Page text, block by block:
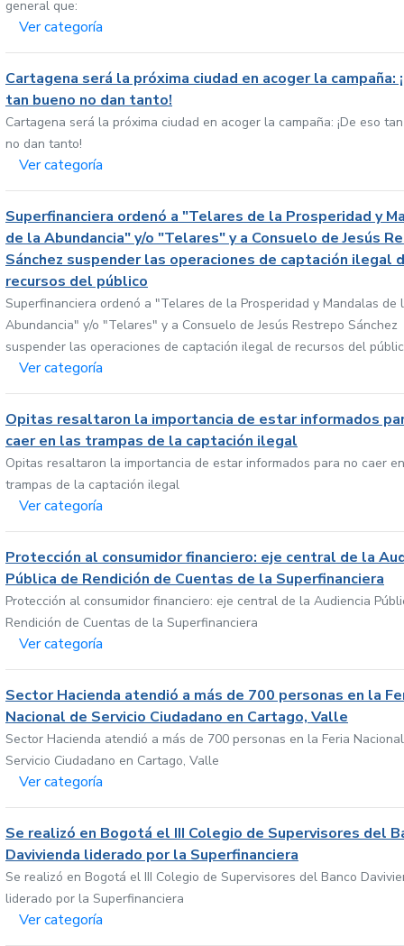
general que:
Ver categoría
Cartagena será la próxima ciudad en acoger la campaña:
tan bueno no dan tanto!
Cartagena será la próxima ciudad en acoger la campaña: ¡De eso
no dan tanto!
Ver categoría
Superfinanciera ordenó a "Telares de la Prosperidad y
de la Abundancia" y/o "Telares" y a Consuelo de Jesús
Sánchez suspender las operaciones de captación ilegal
recursos del público
Superfinanciera ordenó a "Telares de la Prosperidad y Mandalas de
Abundancia" y/o "Telares" y a Consuelo de Jesús Restrepo Sánchez
suspender las operaciones de captación ilegal de recursos del
Ver categoría
Opitas resaltaron la importancia de estar informados
caer en las trampas de la captación ilegal
Opitas resaltaron la importancia de estar informados para no caer
trampas de la captación ilegal
Ver categoría
Protección al consumidor financiero: eje central de la
Pública de Rendición de Cuentas de la Superfinanciera
Protección al consumidor financiero: eje central de la Audiencia
Rendición de Cuentas de la Superfinanciera
Ver categoría
Sector Hacienda atendió a más de 700 personas en la
Nacional de Servicio Ciudadano en Cartago, Valle
Sector Hacienda atendió a más de 700 personas en la Feria
Servicio Ciudadano en Cartago, Valle
Ver categoría
Se realizó en Bogotá el III Colegio de Supervisores del
Davivienda liderado por la Superfinanciera
Se realizó en Bogotá el III Colegio de Supervisores del Banco
liderado por la Superfinanciera
Ver categoría